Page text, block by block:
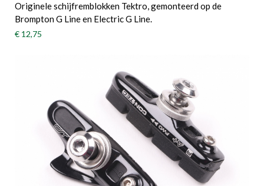
Originele schijfremblokken Tektro, gemonteerd op de
Brompton G Line en Electric G Line.
€ 12,75